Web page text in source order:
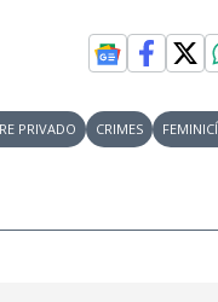
PRIVADO CRIMES